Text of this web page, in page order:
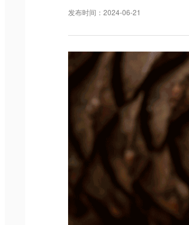
发布时间：2024-06-21